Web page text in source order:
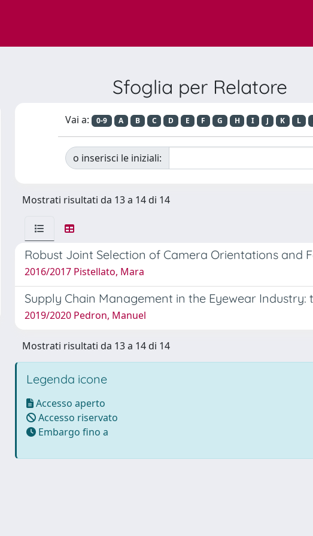
Sfoglia per Relatore
Vai a: 0-9 A B C D E F G H I J K L
o inserisci le iniziali:
Mostrati risultati da 13 a 14 di 14
Robust Joint Selection of Camera Orientations and
2016/2017 Pistellato, Mara
Supply Chain Management in the Eyewear Industry:
2019/2020 Pedron, Manuel
Mostrati risultati da 13 a 14 di 14
Legenda icone
Accesso aperto
Accesso riservato
Embargo fino a